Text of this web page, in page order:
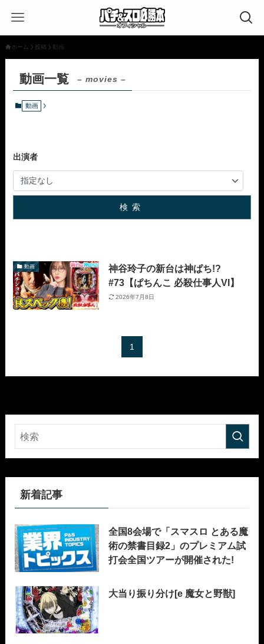
ホーム 投稿 動画
動画一覧 – movies –
動画
出演者
検索
動画
神谷玲子の新台は神ぱち!?
#73【ぱちんこ 必殺仕事人VI】
2026年7月8日
1
新着記事
全国8会場で「スマスロ とある魔
術の禁書目録2」のプレミアム試
打会全国ツアーが開催された!
大当り振り分け[e 魔女と野獣]